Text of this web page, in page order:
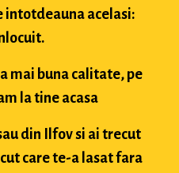
intotdeauna acelasi:
mai buna calitate, pe
la tine acasa
din Ilfov si ai trecut
care te-a lasat fara